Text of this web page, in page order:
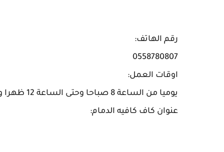
رقم الهاتف:
0558780807
اوقات العمل:
يوميا من الساعة 8 صباحا وحتى الساعة 12 ظهرا ومن الساعة 3 عصرا وحتى الساعة 12 منتصف الليل
عنوان كاف كافيه الدمام: